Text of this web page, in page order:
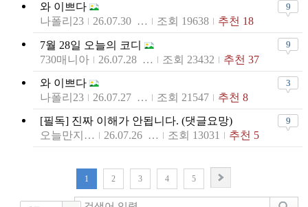
와 이쁘다
나폴리23
26.07.30 05:20 조회 19638 추천 18
9
7월 28일 오늘의 코디
730매니아
26.07.28 11:59 조회 23432 추천 37
9
와 이쁘다
나폴리23
26.07.27 00:15 조회 21547 추천 8
3
[필독] 진짜 이해가 안됩니다. (댓글요망)
오늘만지러갑니다
26.07.26 21:29 조회 13031 추천 5
9
1 2 3 4 5